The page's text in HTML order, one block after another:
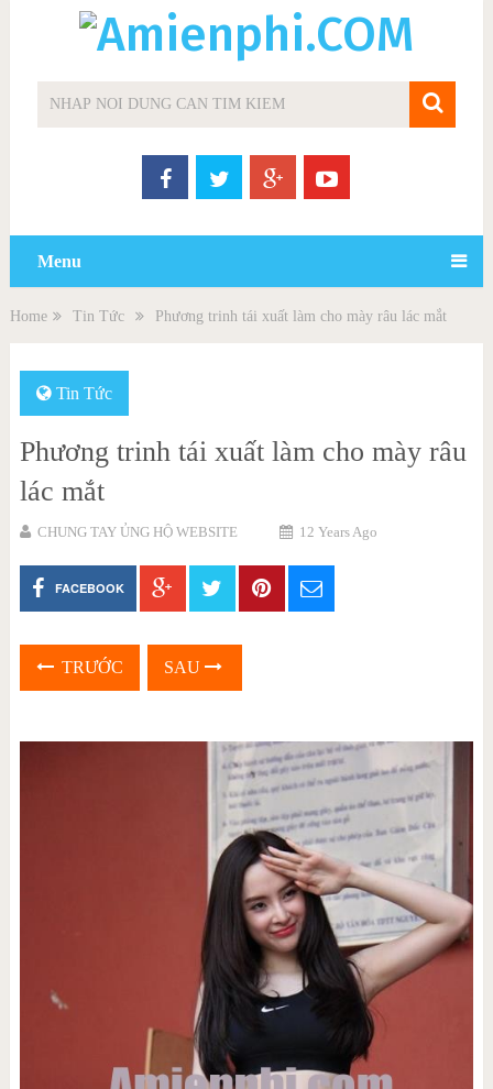
Menu
Home Tin Tức Phương trinh tái xuất làm cho mày râu lác mắt
Tin Tức
Phương trinh tái xuất làm cho mày râu
lác mắt
CHUNG TAY ỦNG HỘ WEBSITE 12 Years Ago
FACEBOOK
TRƯỚC SAU